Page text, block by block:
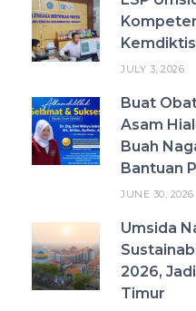
JULY 3, 2026
Buat
Asam
Buah
Bantuan
JUNE 30, 2026
Umsida
2026,
Timur